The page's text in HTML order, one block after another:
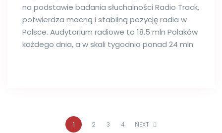
na podstawie badania słuchalności Radio Track,
potwierdza mocną i stabilną pozycję radia w
Polsce. Audytorium radiowe to 18,5 mln Polaków
każdego dnia, a w skali tygodnia ponad 24 mln.
1 2 3 4 NEXT